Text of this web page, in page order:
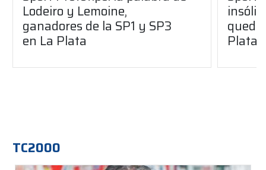
Lodeiro y Lemoine,
ganadores de la SP1 y SP3
en La Plata Plata
TC2000